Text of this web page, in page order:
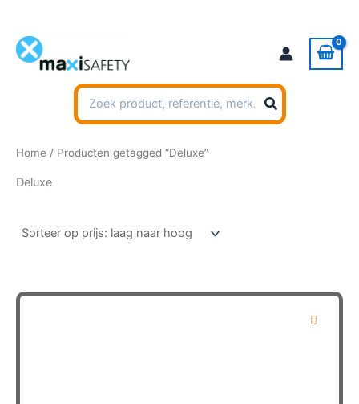
inhoud
Zoeken
naar:
Home / Producten getagged “Deluxe”
Deluxe